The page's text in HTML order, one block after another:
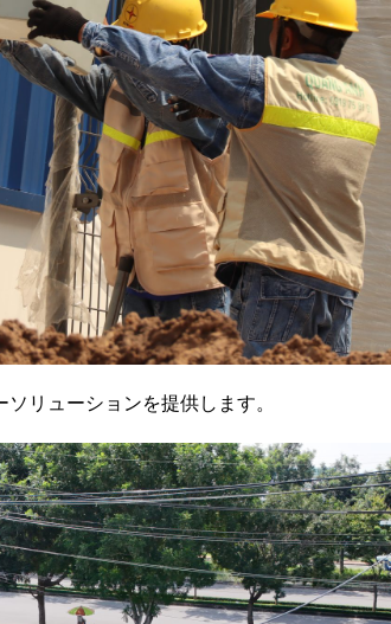
リューションを提供します。